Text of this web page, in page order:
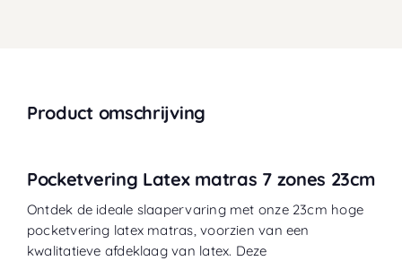
Product omschrijving
Pocketvering Latex matras 7 zones 23cm
Ontdek de ideale slaapervaring met onze 23cm hoge
pocketvering latex matras, voorzien van een
kwalitatieve afdeklaag van latex. Deze